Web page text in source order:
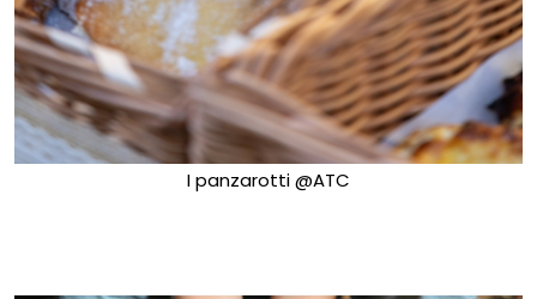
I panzarotti @ATC